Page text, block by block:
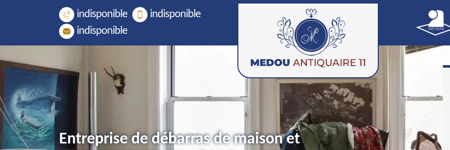
indisponible
indisponible
indisponible
Entreprise de débarras de maison et